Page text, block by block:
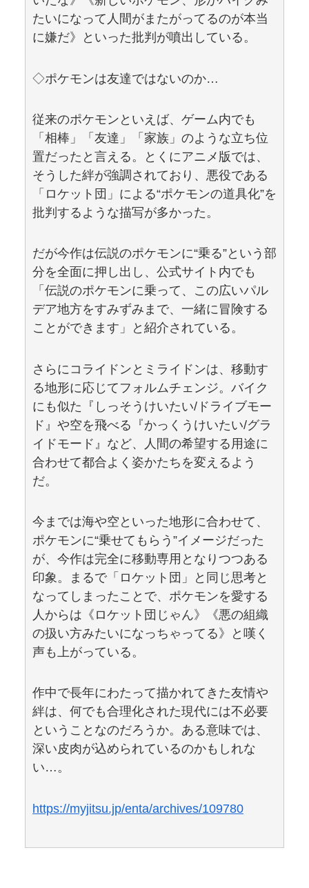
たいになって人間がまたがってるのが本当
に嫌だ》といった批判が噴出している。
◇ポケモンは友達ではないのか…
従来のポケモンといえば、ゲーム内でも
「相棒」「友達」「家族」のような立ち位
置だったと言える。とくにアニメ版では、
そうした絆が強調されており、悪役である
「ロケット団」による“ポケモンの道具化”を
批判するような描写が多かった。
だが今作は伝説のポケモンに“乗る”という部
分を全面に押し出し、公式サイト内でも
「伝説のポケモンに乗って、この広いパル
デア地方をすみずみまで、一緒に冒険する
ことができます」と紹介されている。
さらにコライドンとミライドンは、移動す
る地形に応じてフォルムチェンジ。バイク
にも似た『しっそうけいたい/ドライブモー
ド』や空を飛べる『かっくうけいたい/グラ
イドモード』など、人間の希望する用途に
合わせて都合よく姿かたちを変えるよう
だ。
今までは海や空といった地形に合わせて、
ポケモンに“乗せてもらう”イメージだった
が、今作は完全に移動専用となりつつある
印象。まるで「ロケット団」と同じ思考と
なってしまったことで、ポケモンを愛する
人からは《ロケット団じゃん》《悪の組織
の扱い方みたいになっちゃってる》と嘆く
声も上がっている。
作中で長年にわたって描かれてきた友情や
絆は、何でも合理化された現代には不必要
ということなのだろうか。ある意味では、
深い皮肉が込められているのかもしれな
い…。
https://myjitsu.jp/enta/archives/109780